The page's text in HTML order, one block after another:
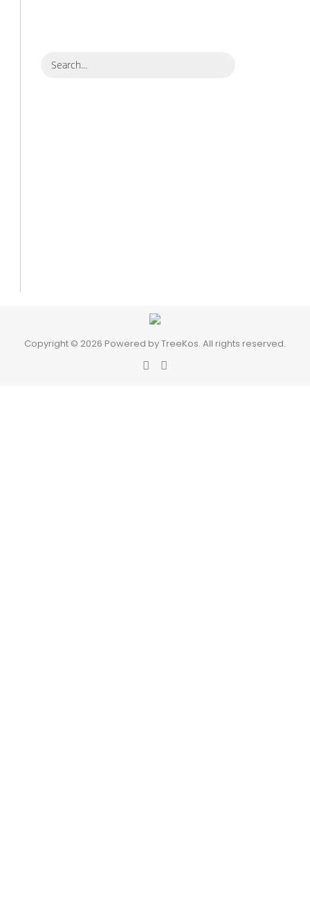
Copyright © 2026 Powered by TreeKos. All rights reserved.